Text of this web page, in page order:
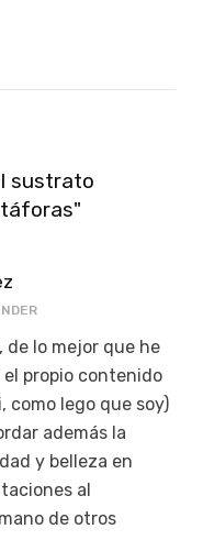
sustrato
lo mejor que he
el propio contenido
como lego que soy)
además la
y belleza en
al
de otros